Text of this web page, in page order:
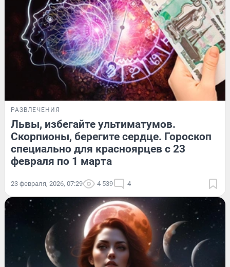
РАЗВЛЕЧЕНИЯ
Львы, избегайте ультиматумов.
Скорпионы, берегите сердце. Гороскоп
специально для красноярцев с 23
февраля по 1 марта
23 февраля, 2026, 07:29 4 539 4